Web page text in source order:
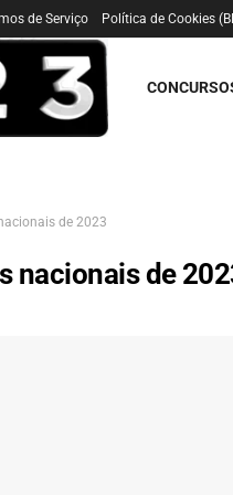
de Serviço Política de Cookies
de 2023
nacionais de